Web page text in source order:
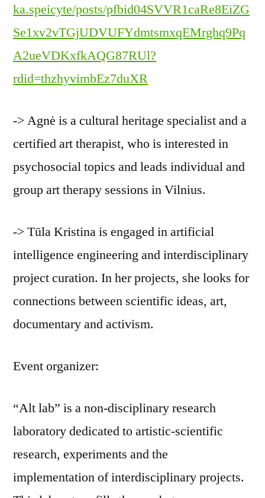
ka.speicyte/posts/pfbid04SVVR1caRe8EiZG
Se1xv2vTGjUDVUFYdmtsmxqEMrghq9Pq
A2ueVDKxfkAQG87RUl?
rdid=thzhyvimbEz7duXR
-> Agnė is a cultural heritage specialist and a
certified art therapist, who is interested in
psychosocial topics and leads individual and
group art therapy sessions in Vilnius.
-> Tūla Kristina is engaged in artificial
intelligence engineering and interdisciplinary
project curation. In her projects, she looks for
connections between scientific ideas, art,
documentary and activism.
Event organizer:
“Alt lab” is a non-disciplinary research
laboratory dedicated to artistic-scientific
research, experiments and the
implementation of interdisciplinary projects.